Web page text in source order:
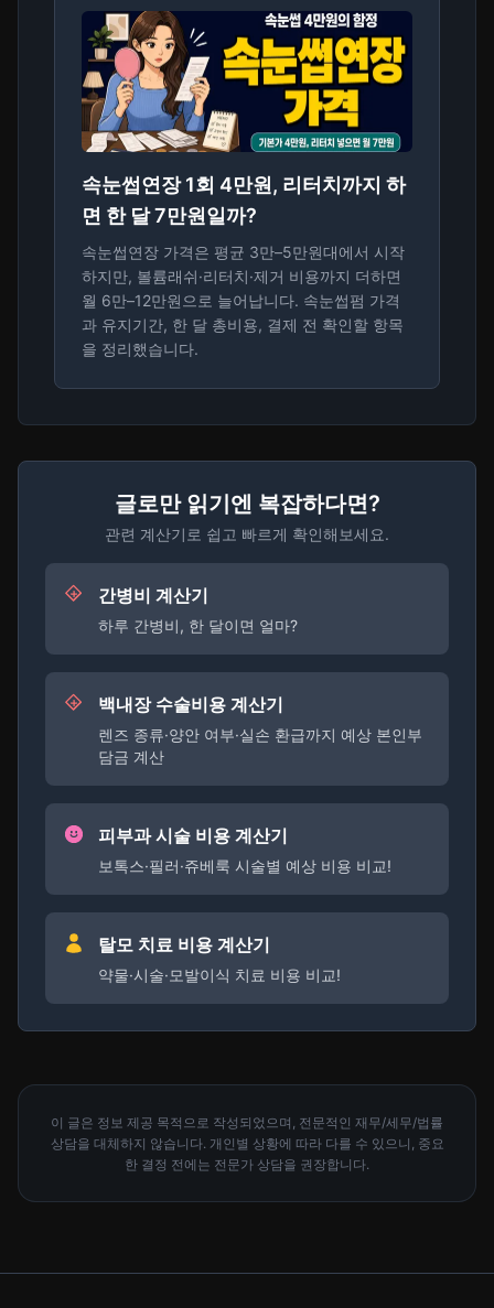
속눈썹연장 1회 4만원, 리터치까지 하
면 한 달 7만원일까?
속눈썹연장 가격은 평균 3만–5만원대에서 시작
하지만, 볼륨래쉬·리터치·제거 비용까지 더하면
월 6만–12만원으로 늘어납니다. 속눈썹펌 가격
과 유지기간, 한 달 총비용, 결제 전 확인할 항목
을 정리했습니다.
글로만 읽기엔 복잡하다면?
관련 계산기로 쉽고 빠르게 확인해보세요.
간병비 계산기
하루 간병비, 한 달이면 얼마?
백내장 수술비용 계산기
렌즈 종류·양안 여부·실손 환급까지 예상 본인부
담금 계산
피부과 시술 비용 계산기
보톡스·필러·쥬베룩 시술별 예상 비용 비교!
탈모 치료 비용 계산기
약물·시술·모발이식 치료 비용 비교!
이 글은 정보 제공 목적으로 작성되었으며, 전문적인 재무/세무/법률
상담을 대체하지 않습니다. 개인별 상황에 따라 다를 수 있으니, 중요
한 결정 전에는 전문가 상담을 권장합니다.